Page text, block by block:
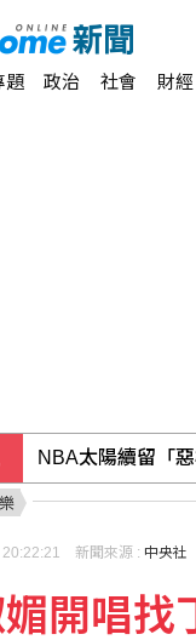
題 政治 社會 財經
NBA太陽續留「
林昱(王民)6局好
20:22:21 新聞來源 : 中央社
開唱找